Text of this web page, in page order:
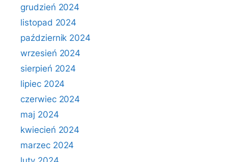
grudzień 2024
listopad 2024
październik 2024
wrzesień 2024
sierpień 2024
lipiec 2024
czerwiec 2024
maj 2024
kwiecień 2024
marzec 2024